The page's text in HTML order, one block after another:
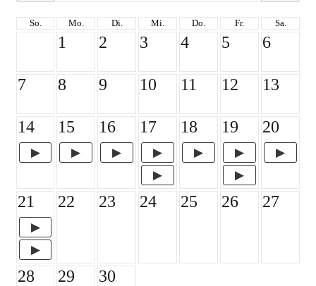
So. Mo. Di. Mi. Do. Fr. Sa.
1 2 3 4 5 6
7 8 9 10 11 12 13
14 15 16 17 18 19 20
21 22 23 24 25 26 27
28 29 30